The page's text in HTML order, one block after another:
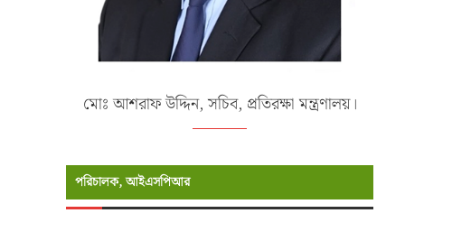
মোঃ আশরাফ উদ্দিন, সচিব, প্রতিরক্ষা মন্ত্রণালয়।
পরিচালক, আইএসপিআর